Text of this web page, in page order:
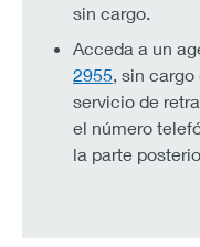
sin cargo.
Acceda a un
2955, sin cargo
servicio de
el número
la parte